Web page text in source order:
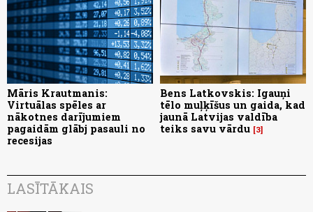
Māris Krautmanis:
Virtuālas spēles ar
nākotnes darījumiem
pagaidām glābj pasauli no
recesijas
Bens Latkovskis: Igauņi
tēlo muļķīšus un gaida, kad
jaunā Latvijas valdība
teiks savu vārdu 3
LASĪTĀKAIS